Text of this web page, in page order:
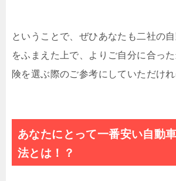
ということで、ぜひあなたも二社の
をふまえた上で、よりご自分に合っ
険を選ぶ際のご参考にしていただけれ
あなたにとって一番安い自動
法とは！？